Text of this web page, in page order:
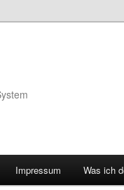
Impressum Was ich